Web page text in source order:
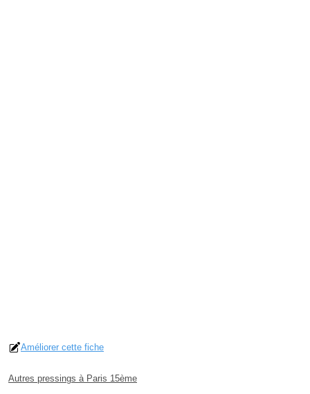
Améliorer cette fiche
Autres pressings à Paris 15ème